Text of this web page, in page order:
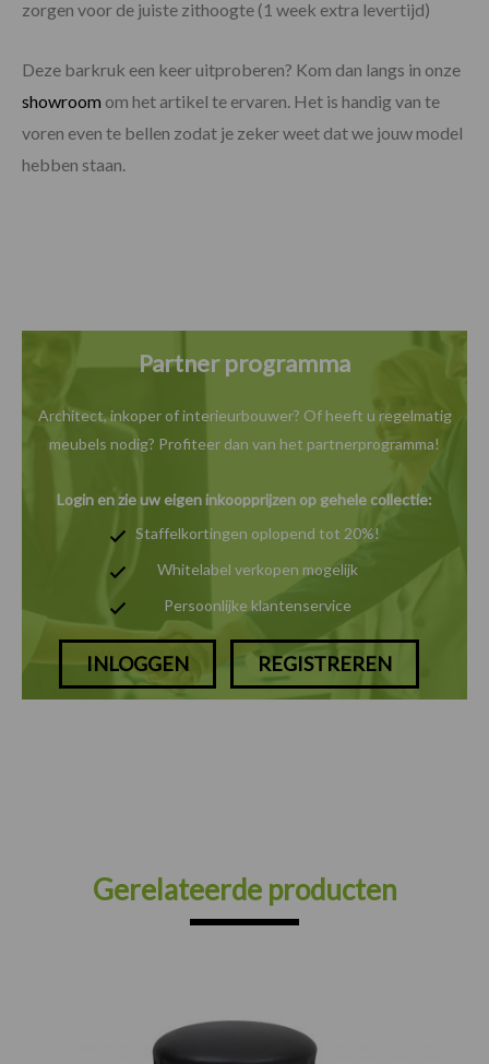
zorgen voor de juiste zithoogte (1 week extra levertijd)
Deze barkruk een keer uitproberen? Kom dan langs in onze
showroom om het artikel te ervaren. Het is handig van te
voren even te bellen zodat je zeker weet dat we jouw model
hebben staan.
Partner programma
Architect, inkoper of interieurbouwer? Of heeft u regelmatig
meubels nodig? Profiteer dan van het partnerprogramma!
Login en zie uw eigen inkoopprijzen op gehele collectie:
Staffelkortingen oplopend tot 20%!
Whitelabel verkopen mogelijk
Persoonlijke klantenservice
INLOGGEN REGISTREREN
Gerelateerde producten